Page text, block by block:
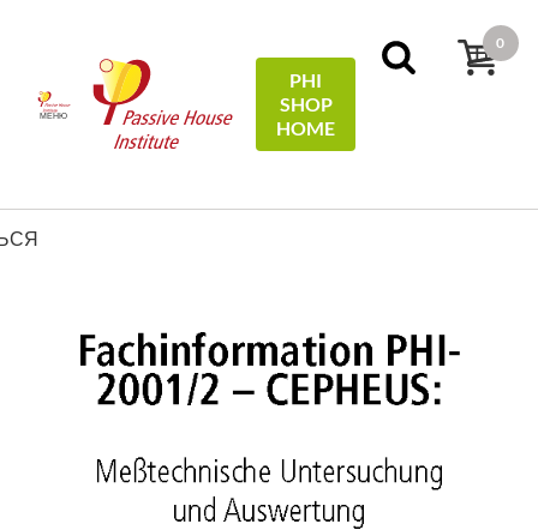
МЕНЮ
PHI
SHOP
HOME
0
Technical Information
Meßtechnische